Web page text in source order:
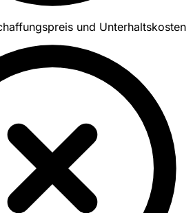
und Unterhaltskosten